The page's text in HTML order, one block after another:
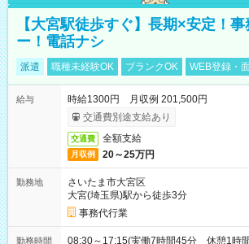
【大宮駅徒歩すぐ】長期×安定！事
ー！電話ナシ
派遣 職種未経験OK ブランクOK WEB登録・
給与
時給1300円 月収例 201,500円
交通費別途支給あり
交通費 全額支給
月収例 20～25万円
勤務地
さいたま市大宮区
大宮(埼玉県)駅から徒歩3分
事務代行業
勤務時間 08:30～17:15(実働7時間45分 休憩1時